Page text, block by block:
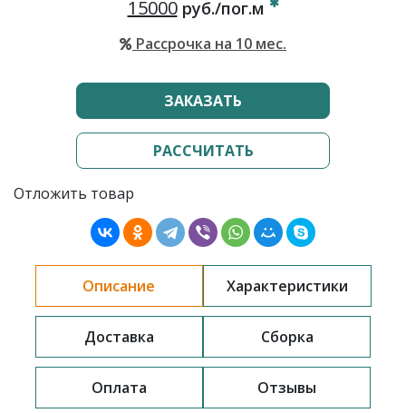
15000руб./пог.м
Рассрочка на 10 мес.
ЗАКАЗАТЬ
РАССЧИТАТЬ
Отложить товар
Описание Характеристики
Доставка Сборка
Оплата
Отзывы